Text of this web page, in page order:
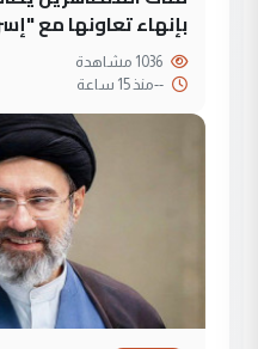
بإنهاء تعاونها مع
--منذ 15 ساعة